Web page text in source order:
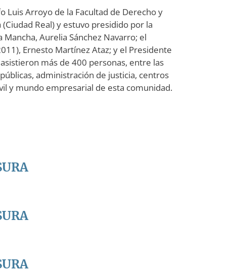
Luis Arroyo de la Facultad de Derecho y
Real) y estuvo presidido por la
Aurelia Sánchez Navarro; el
Ernesto Martínez Ataz; y el Presidente
más de 400 personas, entre las
administración de justicia, centros
y mundo empresarial de esta comunidad.